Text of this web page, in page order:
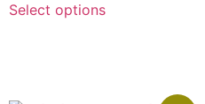
Select options